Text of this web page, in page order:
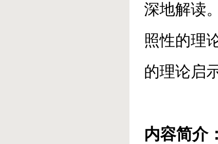
深地解读
照性的理
的理论启
内容简介